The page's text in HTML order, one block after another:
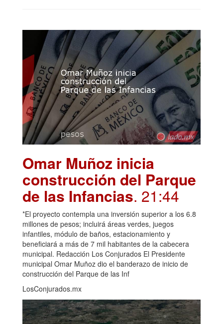
Omar Muñoz inicia
construcción del Parque
de las Infancias. 21:44
*El proyecto contempla una inversión superior a los 6.8
millones de pesos; incluirá áreas verdes, juegos
infantiles, módulo de baños, estacionamiento y
beneficiará a más de 7 mil habitantes de la cabecera
municipal. Redacción Los Conjurados El Presidente
municipal Omar Muñoz dio el banderazo de inicio de
construcción del Parque de las Inf
LosConjurados.mx